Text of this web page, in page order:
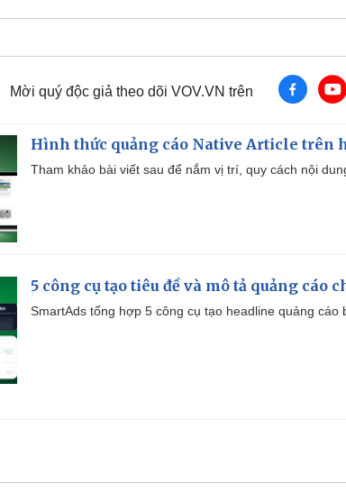
Mời quý độc giả theo dõi VOV.VN trên
Hình thức quảng cáo Native Article trên
Tham khảo bài viết sau để nắm vị trí, quy cách nội
5 công cụ tạo tiêu đề và mô tả quảng cáo
SmartAds tổng hợp 5 công cụ tạo headline quảng cáo